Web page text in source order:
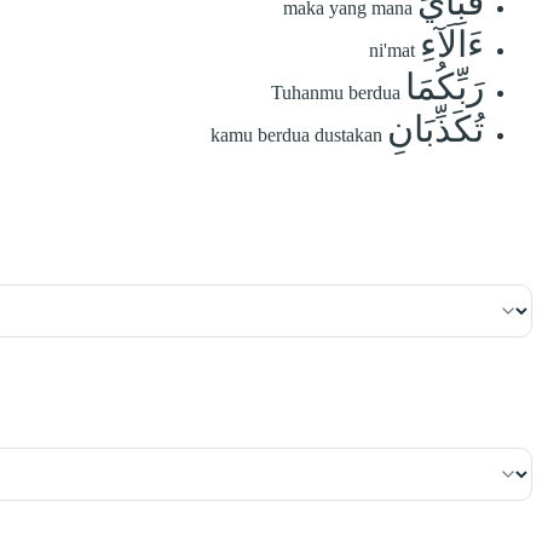
maka yang mana
ءَالَآءِ ni'mat
رَبِّكُمَا Tuhanmu berdua
تُكَذِّبَانِ kamu berdua dustakan